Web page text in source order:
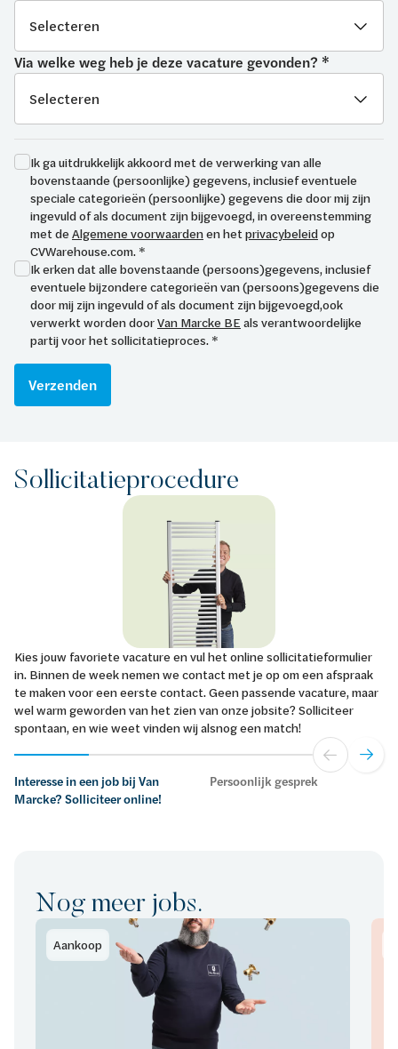
Via welke weg heb je deze vacature gevonden? *
Ik ga uitdrukkelijk akkoord met de verwerking van alle
bovenstaande (persoonlijke) gegevens, inclusief eventuele
speciale categorieën (persoonlijke) gegevens die door mij zijn
ingevuld of als document zijn bijgevoegd, in overeenstemming
met de Algemene voorwaardenen het privacybeleidop
CVWarehouse.com. *
Ik erken dat alle bovenstaande (persoons)gegevens, inclusief
eventuele bijzondere categorieën van (persoons)gegevens die
door mij zijn ingevuld of als document zijn bijgevoegd,ook
verwerkt worden doorVan Marcke BE als verantwoordelijke
partij voor het sollicitatieproces. *
Verzenden
Sollicitatieprocedure
Kies jouw favoriete vacature en vul het online sollicitatieformulier
in. Binnen de week nemen we contact met je op om een afspraak
te maken voor een eerste contact. Geen passende vacature, maar
wel warm geworden van het zien van onze jobsite? Solliciteer
spontaan, en wie weet vinden wij alsnog een match!
Interesse in een job bij Van
Marcke? Solliciteer online!
Persoonlijk gesprek
Nog meer jobs.
Aankoop